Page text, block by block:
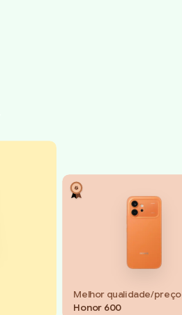
Melhor qualidade/preço
Honor 600